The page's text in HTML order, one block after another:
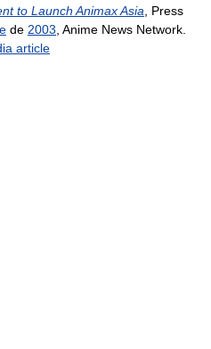
to Launch Animax Asia , Press
de 2003 , Anime News Network.
article